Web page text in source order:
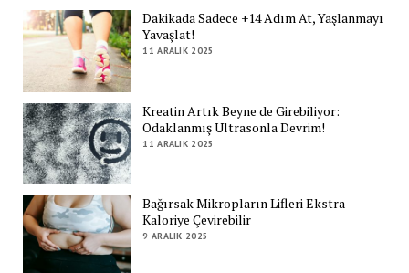
Dakikada Sadece +14 Adım At, Yaşlanmayı
Yavaşlat!
11 ARALIK 2025
Kreatin Artık Beyne de Girebiliyor:
Odaklanmış Ultrasonla Devrim!
11 ARALIK 2025
Bağırsak Mikropların Lifleri Ekstra
Kaloriye Çevirebilir
9 ARALIK 2025